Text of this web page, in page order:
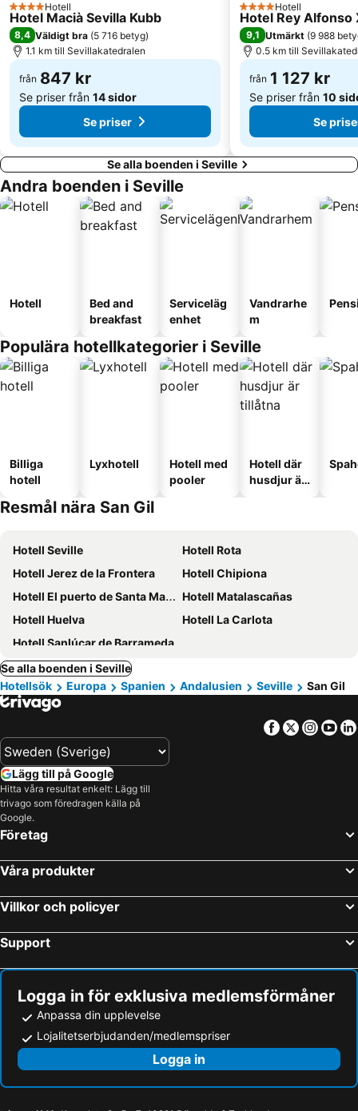
4 Stjärnor
Hotell
Hotel Macià Sevilla Kubb
8,4 Väldigt bra (5 716 betyg)
1.1 km till Sevillakatedralen
från 847 kr
Se priser från 14 sidor
Se priser
4 Stjärnor
Hotell
Hotel Rey Alfonso
9,1 Utmärkt (9 988
0.5 km till
från 1 127 kr
Se priser från 10
Se
Se alla boenden i Seville
Andra boenden i Seville
Hotell
Bed and
breakfast
Serviceläg
enhet
Vandrarhe
m
Populära hotellkategorier i Seville
Billiga
hotell
Lyxhotell
Hotell med
pooler
Hotell där
husdjur är
Resmål nära San Gil
Hotell Seville
Hotell Rota
Hotell Jerez de la Frontera
Hotell Chipiona
Hotell El puerto de Santa Maria
Hotell Matalascañas
Hotell Huelva
Hotell La Carlota
Hotell Sanlúcar de Barrameda
Se alla boenden i Seville
Hotellsök
Europa Spanien Andalusien Seville San Gil
Facebook
Twitter
Lägg till på Google
Hitta våra resultat enkelt: Lägg till
trivago som föredragen källa på
Google.
Företag
Våra produkter
Villkor och policyer
Support
Logga in för exklusiva medlemsförmåner
Anpassa din upplevelse
Lojalitetserbjudanden/medlemspriser
Logga in